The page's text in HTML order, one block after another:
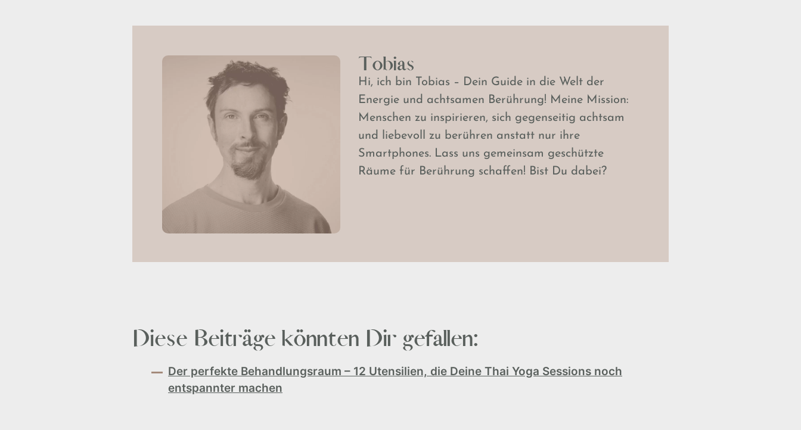
Tobias
Hi, ich bin Tobias – Dein Guide in die Welt der
Energie und achtsamen Berührung! Meine Mission:
Menschen zu inspirieren, sich gegenseitig achtsam
und liebevoll zu berühren anstatt nur ihre
Smartphones. Lass uns gemeinsam geschützte
Räume für Berührung schaffen! Bist Du dabei?
Diese Beiträge könnten Dir gefallen:
Der perfekte Behandlungsraum – 12 Utensilien, die Deine Thai Yoga Sessions noch
entspannter machen